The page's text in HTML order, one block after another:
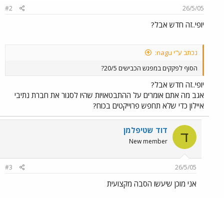
26/5/05
#2
יופי..זה חדש אבל?
נכתב ע"י nagu:
הסוף לפקקים במפגש הכבישים 20/5?
יופי..זה חדש אבל?
אגב מה אתם אומרים על ההתבטאויות שהיו לסגור את חברת נתיבי
איילון כדי שלא תחפש פרוייקטים בכוח?
ד דוד שטיפלמן
New member
26/5/05
#3
אני מוכן שיעשו הסבה מקצועית